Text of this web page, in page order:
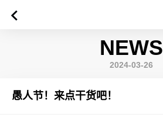
NEWS
2024-03-26
愚人节！来点干货吧！